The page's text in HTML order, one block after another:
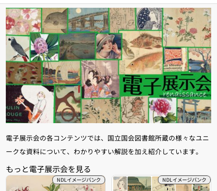
電子展示会の各コンテンツでは、国立国会図書館所蔵の様々なユニ
ークな資料について、わかりやすい解説を加え紹介しています。